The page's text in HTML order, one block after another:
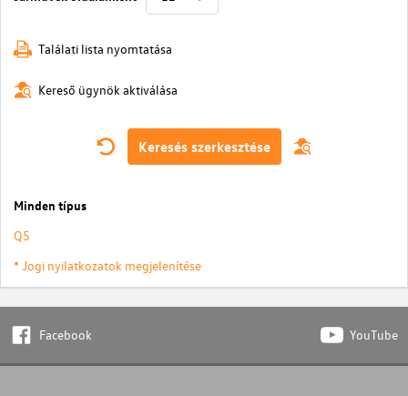
Találati lista nyomtatása
Kereső ügynök aktiválása
Keresés szerkesztése
Minden típus
Q5
* Jogi nyilatkozatok megjelenítése
Facebook YouTube